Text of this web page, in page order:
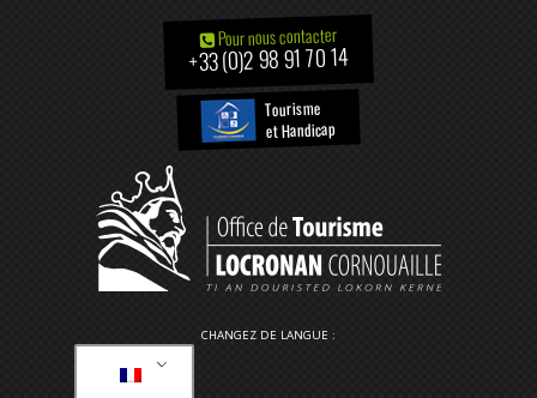
Pour nous contacter
+33 (0)2 98 91 70 14
Tourisme
et Handicap
CHANGEZ DE LANGUE :